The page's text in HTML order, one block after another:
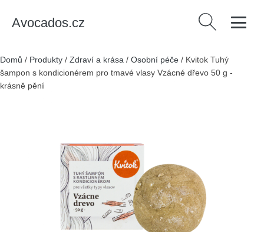
Avocados.cz Vyhledávání
Domů / Produkty / Zdraví a krása / Osobní péče / Kvitok Tuhý
šampon s kondicionérem pro tmavé vlasy Vzácné dřevo 50 g -
krásně pění